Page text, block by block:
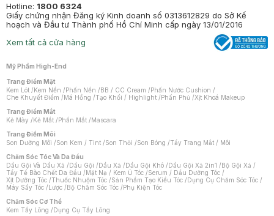
Hotline: 1800 6324
Giấy chứng nhận Đăng ký Kinh doanh số 0313612829 do Sở Kế
hoạch và Đầu tư Thành phố Hồ Chí Minh cấp ngày 13/01/2016
Xem tất cả cửa hàng
Mỹ Phẩm High-End
Trang Điểm Mặt
Kem Lót /Kem Nền /Phấn Nền /BB / CC Cream /Phấn Nước Cushion /
Che Khuyết Điểm /Má Hồng /Tạo Khối / Highlight /Phấn Phủ /Xịt Khoá Makeup
Trang Điểm Mắt
Kẻ Mày /Kẻ Mắt /Phấn Mắt /Mascara
Trang Điểm Môi
Son Dưỡng Môi /Son Kem / Tint /Son Thỏi /Son Bóng /Tẩy Trang Mắt / Môi
Chăm Sóc Tóc Và Da Đầu
Dầu Gội Và Dầu Xả /Dầu Gội /Dầu Xả /Dầu Gội Khô /Dầu Gội Xả 2in1 /Bộ Gội Xả /
Tẩy Tế Bào Chết Da Đầu /Mặt Nạ / Kem Ủ Tóc /Serum / Dầu Dưỡng Tóc /
Xịt Dưỡng Tóc /Thuốc Nhuộm Tóc /Sản Phẩm Tạo Kiểu Tóc /Dụng Cụ Chăm Sóc Tóc /
Máy Sấy Tóc /Lược /Bộ Chăm Sóc Tóc /Phụ Kiện Tóc
Chăm Sóc Cơ Thể
Kem Tẩy Lông /Dụng Cụ Tẩy Lông